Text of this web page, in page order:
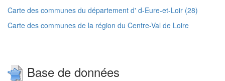
Carte des communes du département d' d-Eure-et-Loir (28)
Carte des communes de la région du Centre-Val de Loire
Base de données